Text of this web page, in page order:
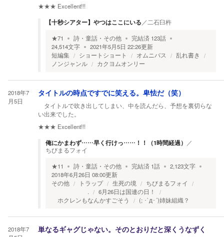
★★★ Excellent!!!
【十秒シアター】やつはここにいる ／ 二石臼杵
★71 詩・童話・その他 完結済 123話
24,514文字 2021年5月5日 22:26更新
短編集
ショートショート オムニバス
乱れ書き
ノンジャンル
カクヨムオンリー
2018年7
月5日
タイトルの時点ですでに笑える。卑怯だ（笑）
タイトルで吹き出してしまい、中を読んだら、予想を裏切らな
い出来でした。
★★★ Excellent!!!
俺にかまわず……早く行けっ……！！（1時間経過）
／
ちびまるフォイ
★11 詩・童話・その他 完結済 1話 2,123文字
2018年6月26日 08:00更新
その他
トラップ 生死の境
ちびまるフォイ
.
6月26日は国連の日！
ホクレンもなんかすごそう
(; ･`д･´)姉妹組織？
2018年7
単なるギャグじゃない。そのとおりだと深くうなずく